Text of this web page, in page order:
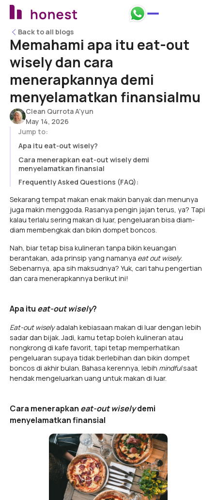
Back to all blogs
Back to all blogs
Memahami apa itu eat-out
wisely dan cara
menerapkannya demi
menyelamatkan finansialmu
Clean Qurrota A’yun
May 14, 2026
Jump to:
Apa itu eat-out wisely?
Cara menerapkan eat-out wisely demi
menyelamatkan finansial
Frequently Asked Questions (FAQ):
Sekarang tempat makan enak makin banyak dan menunya
juga makin menggoda. Rasanya pengin jajan terus, ya? Tapi
kalau terlalu sering makan di luar, pengeluaran bisa diam-
diam membengkak dan bikin dompet boncos.
Nah, biar tetap bisa kulineran tanpa bikin keuangan
berantakan, ada prinsip yang namanya eat out wisely.
Sebenarnya, apa sih maksudnya? Yuk, cari tahu pengertian
dan cara menerapkannya berikut ini!
Apa itu eat-out wisely?
Eat-out wiselyadalah kebiasaan makan di luar dengan lebih
sadar dan bijak. Jadi, kamu tetap boleh kulineran atau
nongkrong di kafe favorit, tapi tetap memperhatikan
pengeluaran supaya tidak berlebihan dan bikin dompet
boncos di akhir bulan. Bahasa kerennya, lebih mindfulsaat
hendak mengeluarkan uang untuk makan di luar.
Cara menerapkan eat-out wiselydemi
menyelamatkan finansial